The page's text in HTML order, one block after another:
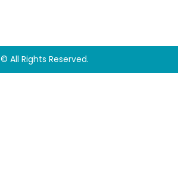
© All Rights Reserved.